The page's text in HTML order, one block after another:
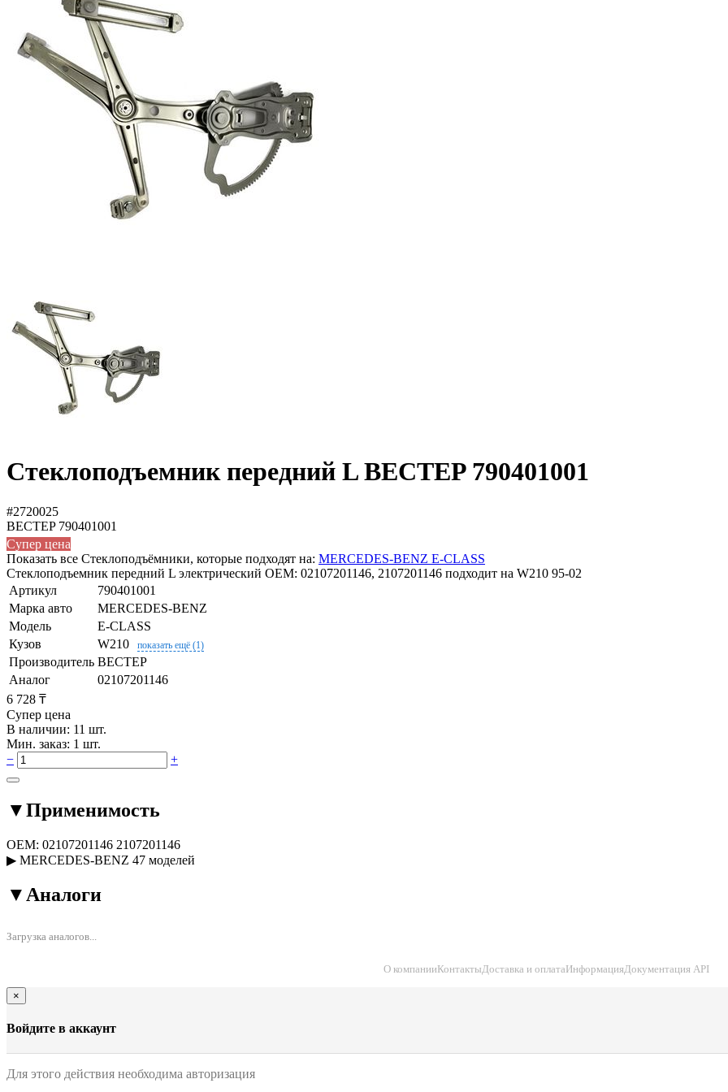
Стеклоподъемник передний L BECTEP 790401001
#2720025
BECTEP 790401001
Супер цена
Показать все Стеклоподъёмники, которые подходят на: MERCEDES-BENZ E-CLASS
Стеклоподъемник передний L электрический OEM: 02107201146, 2107201146 подходит на W210 95-02
Артикул
790401001
Марка авто
MERCEDES-BENZ
Модель
E-CLASS
Кузов
W210 показать ещё (1)
Производитель BECTEP
Аналог
02107201146
6 728 ₸
Супер цена
В наличии: 11 шт.
Мин. заказ: 1 шт.
−
+
▼Применимость
OEM: 02107201146 2107201146
▶ MERCEDES-BENZ 47 моделей
▼ Аналоги
Загрузка аналогов...
О компанииКонтактыДоставка и оплатаИнформацияДокументация API
×
Войдите в аккаунт
Для этого действия необходима авторизация